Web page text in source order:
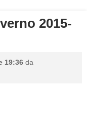
2015-
19:36 da